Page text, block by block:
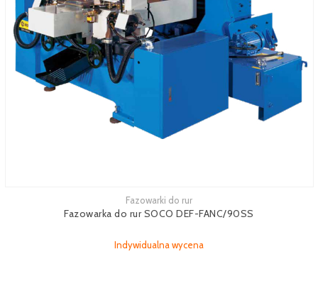
Fazowarki do rur
Fazowarka do rur SOCO DEF-FANC/90SS
Indywidualna wycena